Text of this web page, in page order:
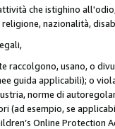
che istighino
nazionalità,
raccolgono, usano, o
guida applicabili); o
norme di
esempio, se
Online Protection